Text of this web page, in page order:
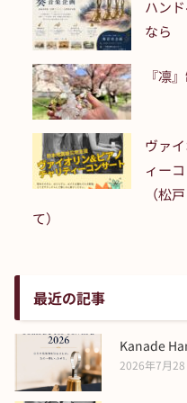
ハン
なら
『凛
ヴァ
ィー
（松
て）
最近の記事
Kanade
2026年7月28